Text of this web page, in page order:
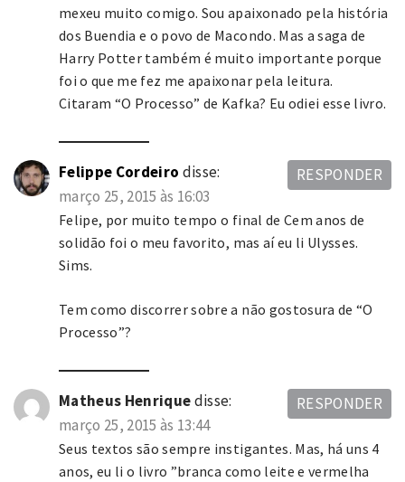
mexeu muito comigo. Sou apaixonado pela história
dos Buendia e o povo de Macondo. Mas a saga de
Harry Potter também é muito importante porque
foi o que me fez me apaixonar pela leitura.
Citaram “O Processo” de Kafka? Eu odiei esse livro.
Felippe Cordeiro disse:
março 25, 2015 às 16:03
Felipe, por muito tempo o final de Cem anos de
solidão foi o meu favorito, mas aí eu li Ulysses.
Sims.
Tem como discorrer sobre a não gostosura de “O
Processo”?
RESPONDER
Matheus Henriquedisse:
março 25, 2015 às 13:44
Seus textos são sempre instigantes. Mas, há uns 4
anos, eu li o livro ”branca como leite e vermelha
RESPONDER